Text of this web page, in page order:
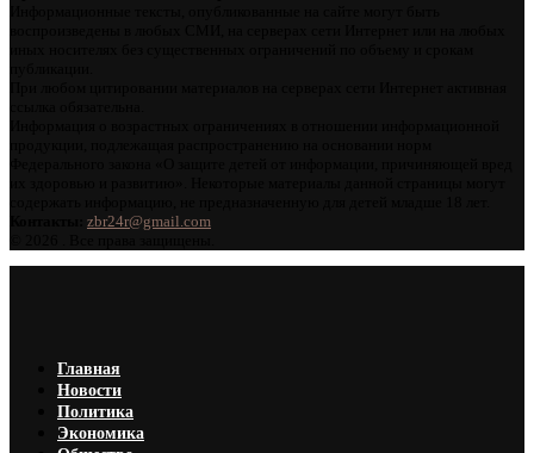
zbr24r@gmail.com
Главная
Новости
Политика
Экономика